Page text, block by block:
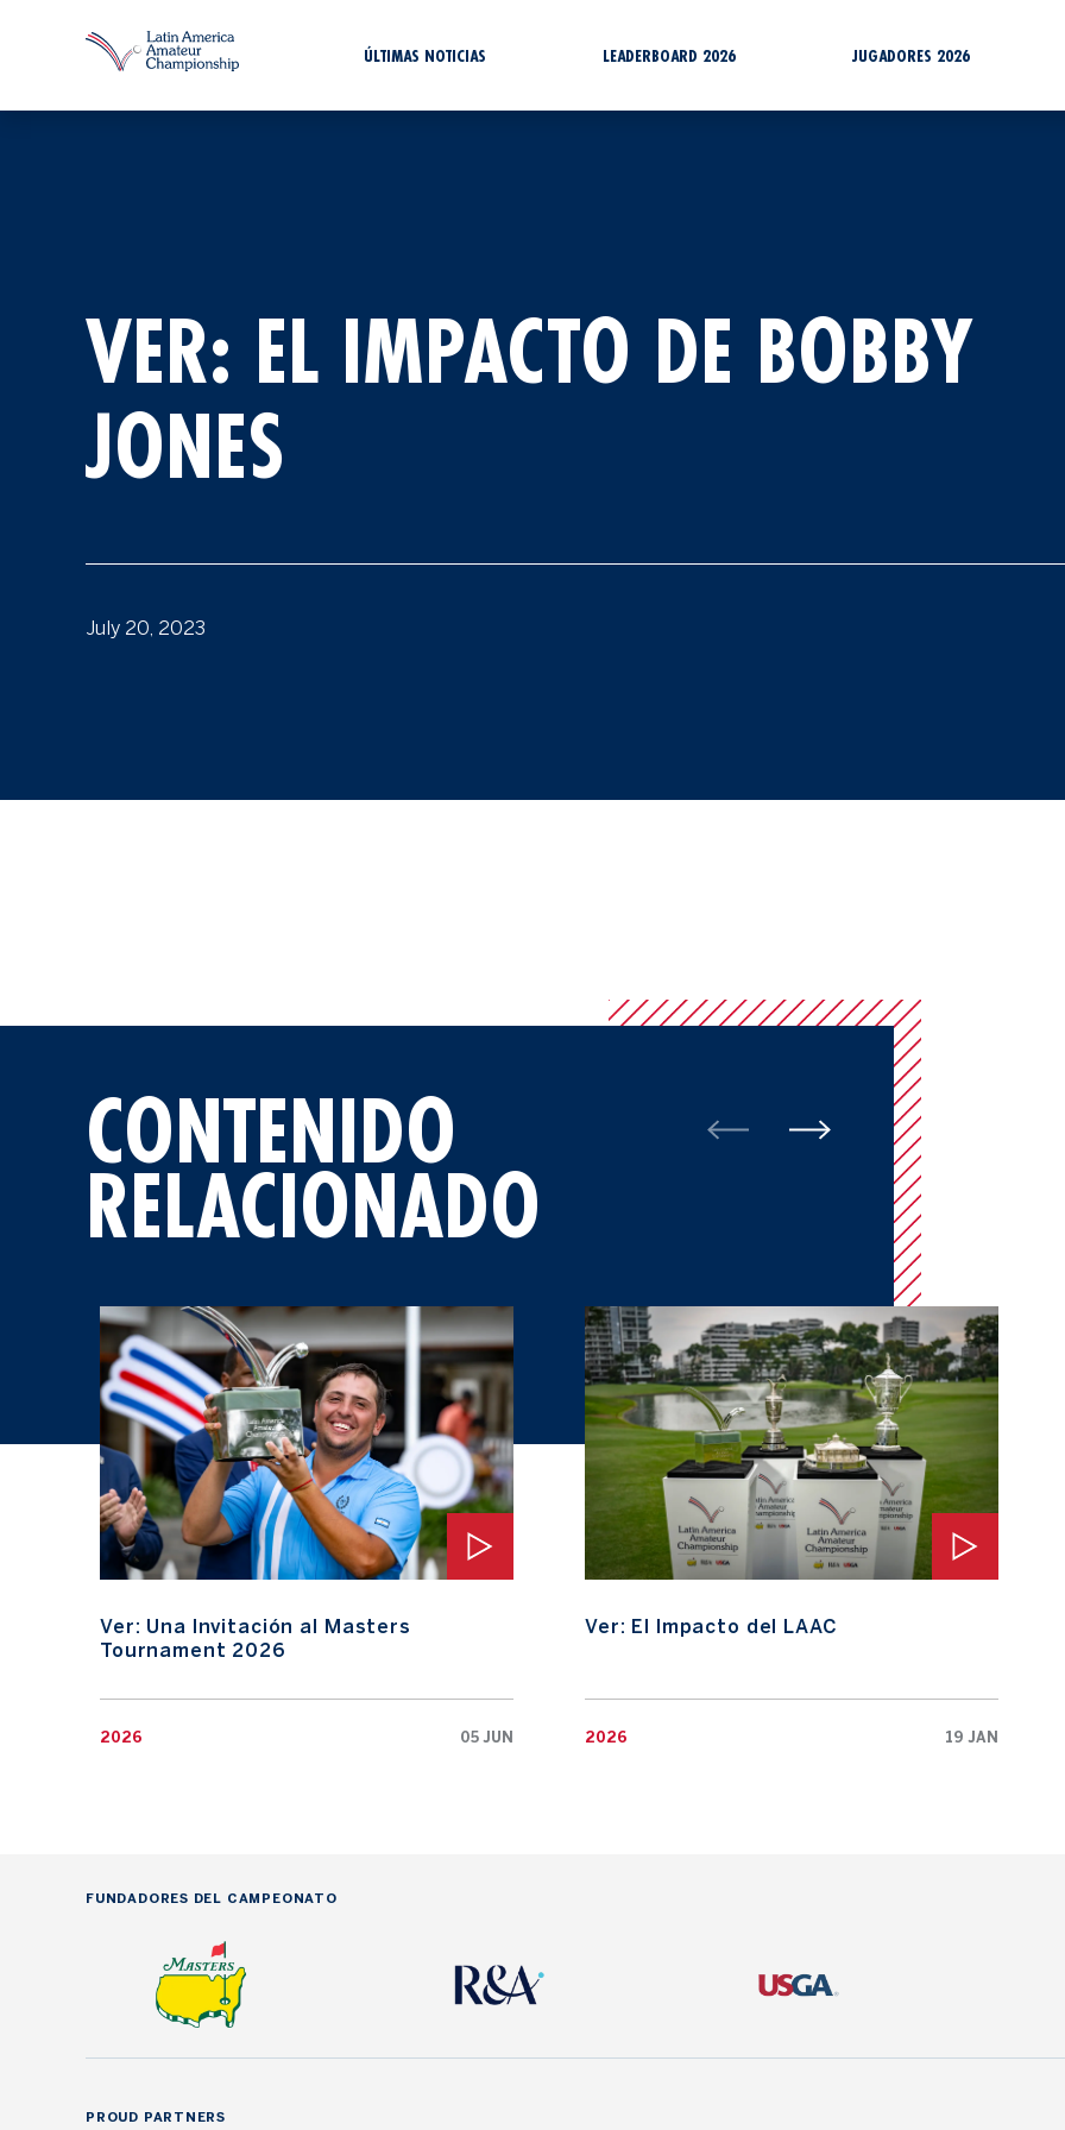
ÚLTIMAS NOTICIAS LEADERBOARD 2026 JUGADORES 2026
VER: EL IMPACTO DE BOBBY
JONES
July 20, 2023
CONTENIDO
RELACIONADO
Ver: Una Invitación al Masters
Tournament 2026
2026 05 JUN
Ver: Una Invitación al Masters Tournament 2026
Ver: El Impacto del LAAC
2026 19 JAN
Ver: El Impacto del LAAC
FUNDADORES DEL CAMPEONATO
PROUD PARTNERS